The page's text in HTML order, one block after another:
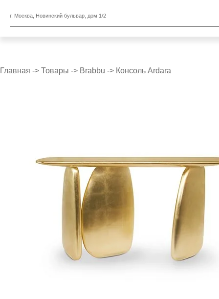
г. Москва, Новинский бульвар, дом 1/2
Главная -> Товары -> Brabbu -> Консоль Ardara